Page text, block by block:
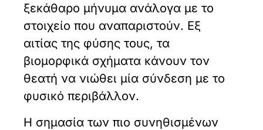
ξεκάθαρο μήνυμα ανάλογα με το
στοιχείο που αναπαριστούν. Εξ
αιτίας της φύσης τους, τα
βιομορφικά σχήματα κάνουν τον
θεατή να νιώθει μία σύνδεση με το
φυσικό περιβάλλον.
Η σημασία των πιο συνηθισμένων